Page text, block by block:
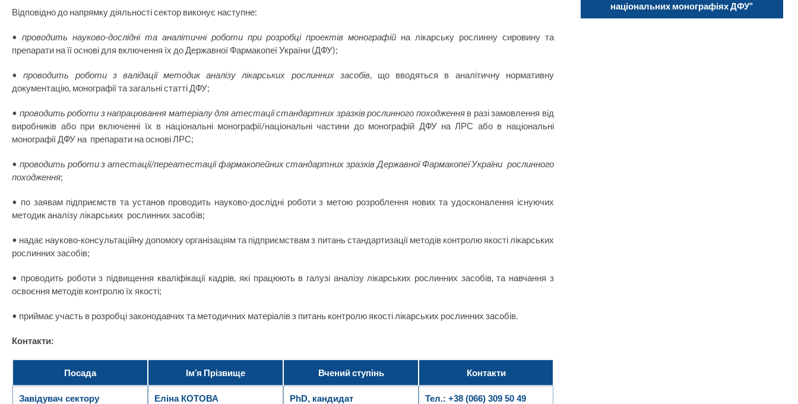
Відповідно до напрямку діяльності сектор виконує наступне:
•проводить науково-дослідні та аналітичні роботи при розробці проектів монографій на лікарську рослинну сировину та
препарати на її основі для включення їх до Державної Фармакопеї України (ДФУ);
•проводить роботи з валідації методик аналізу лікарських рослинних засобів, що вводяться в аналітичну нормативну
документацію, монографії та загальні статті ДФУ;
• проводить роботи з напрацювання матеріалу для атестації стандартних зразків рослинного походженняв разі замовлення від
виробників або при включенні їх в національні монографії/національні частини до монографій ДФУ на ЛРС або в національні
монографії ДФУ на препарати на основі ЛРС;
• проводить роботи з атестації/переатестації фармакопейних стандартних зразків Державної Фармакопеї України рослинного
походження;
• по заявам підприємств та установ проводить науково-дослідні роботи з метою розроблення нових та удосконалення існуючих
методик аналізу лікарських рослинних засобів;
• надає науково-консультаційну допомогу організаціям та підприємствам з питань стандартизації методів контролю якості лікарських
рослинних засобів;
• проводить роботи з підвищення кваліфікації кадрів, які працюють в галузі аналізу лікарських рослинних засобів, та навчання з
освоєння методів контролю їх якості;
• приймає участь в розробці законодавчих та методичних матеріалів з питань контролю якості лікарських рослинних засобів.
Контакти:
Посада Ім’я Прізвище Вчений ступінь Контакти
Завідувач сектору
Еліна КОТОВА
PhD, кандидат
Тел.:+38 (066) 309 50 49
національних монографіях ДФУ”